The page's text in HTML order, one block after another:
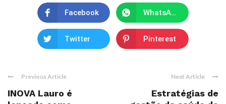
Facebook WhatsApp
Twitter Pinterest
Previous Article
INOVA Lauro é
Next Article
Estratégias de